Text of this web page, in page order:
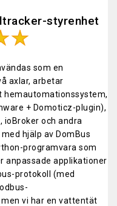
styrenhet
som en
axlar, arbetar
hemautomationssystem,
+ Domoticz-plugin),
ioBroker och andra
hjälp av DomBus
programvara som
anpassade applikationer
protokoll (med
vi har en vattentät